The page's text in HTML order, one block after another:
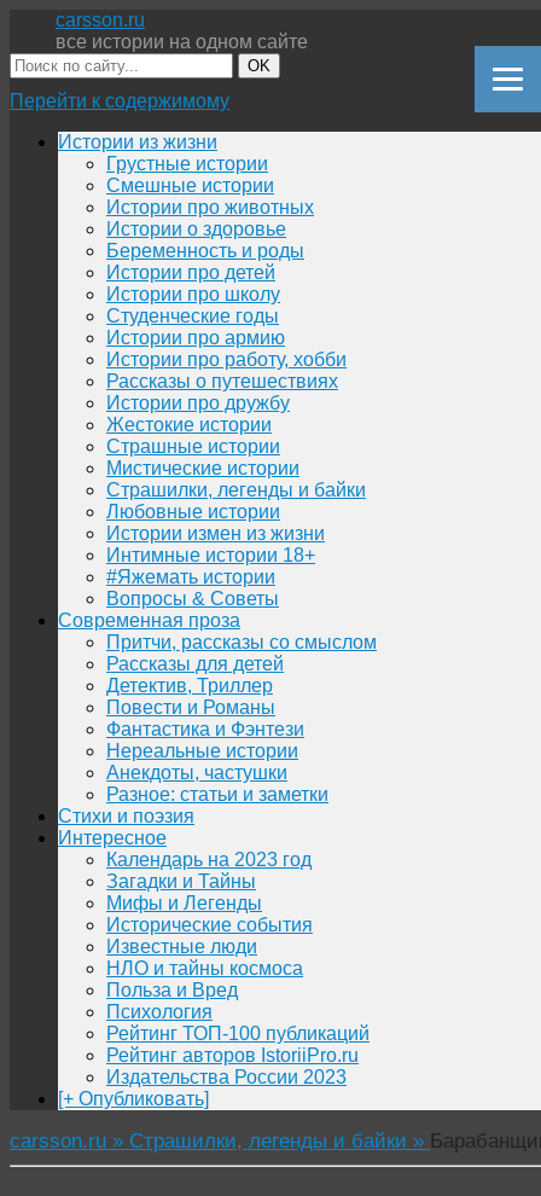
carsson.ru
все истории на одном сайте
OK
Перейти к содержимому
Истории из жизни
Грустные истории
Смешные истории
Истории про животных
Истории о здоровье
Беременность и роды
Истории про детей
Истории про школу
Студенческие годы
Истории про армию
Истории про работу, хобби
Рассказы о путешествиях
Истории про дружбу
Жестокие истории
Страшные истории
Мистические истории
Страшилки, легенды и байки
Любовные истории
Истории измен из жизни
Интимные истории 18+
#Яжемать истории
Вопросы & Советы
Современная проза
Притчи, рассказы со смыслом
Рассказы для детей
Детектив, Триллер
Повести и Романы
Фантастика и Фэнтези
Нереальные истории
Анекдоты, частушки
Разное: статьи и заметки
Стихи и поэзия
Интересное
Календарь на 2023 год
Загадки и Тайны
Мифы и Легенды
Исторические события
Известные люди
НЛО и тайны космоса
Польза и Вред
Психология
Рейтинг ТОП-100 публикаций
Рейтинг авторов IstoriiPro.ru
Издательства России 2023
[+ Опубликовать]
carsson.ru » Страшилки, легенды и байки »